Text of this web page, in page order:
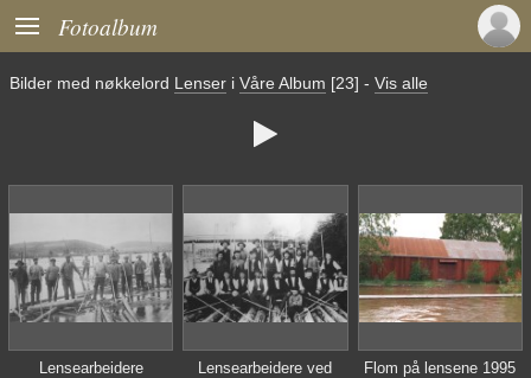
 Fotoalbum
Bilder med nøkkelord Lenser i Våre Album [23] - Vis alle

Lensearbeidere
Lensearbeidere ved
Flom på lensene 1995